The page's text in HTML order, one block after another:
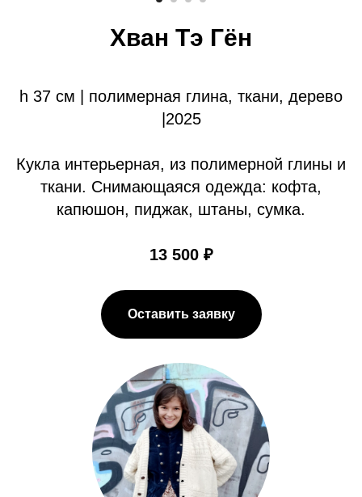
Хван Тэ Гён
h 37 см | полимерная глина, ткани, дерево
|2025
Кукла интерьерная, из полимерной глины и
ткани. Снимающаяся одежда: кофта,
капюшон, пиджак, штаны, сумка.
13 500 ₽
Оставить заявку